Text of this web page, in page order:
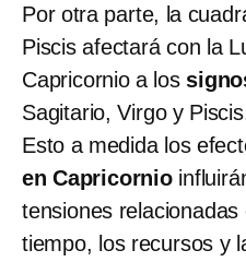
Por otra parte, la
Piscis afectará con la
Capricornio a los
Sagitario, Virgo y
Esto a medida los
en Capricornio
tensiones
tiempo, los recursos y